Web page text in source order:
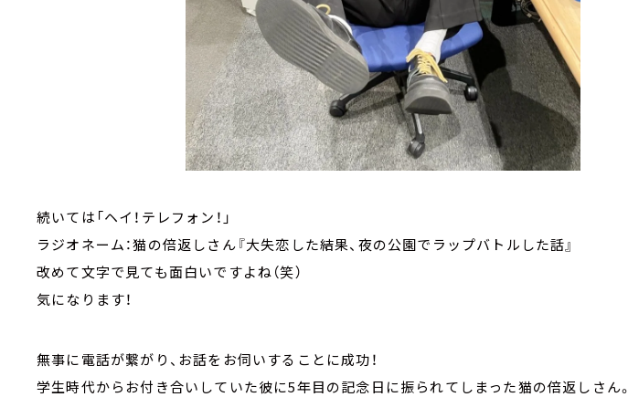
続いては「ヘイ！テレフォン！」
ラジオネーム：猫の倍返しさん『大失恋した結果、夜の公園でラップバトルした話』
改めて文字で見ても面白いですよね（笑）
気になります！
無事に電話が繋がり、お話をお伺いすることに成功！
学生時代からお付き合いしていた彼に5年目の記念日に振られてしまった猫の倍返しさん。